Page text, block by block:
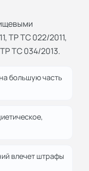
ТР ТС 022/2011,
ТС 034/2013.
большую часть
влечет штрафы